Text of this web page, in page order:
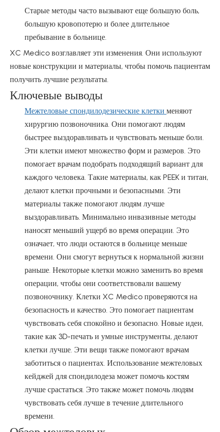
Старые методы часто вызывают еще большую боль,
большую кровопотерю и более длительное
пребывание в больнице.
XC Medico возглавляет эти изменения. Они используют
новые конструкции и материалы, чтобы помочь пациентам
получить лучшие результаты.
Ключевые выводы
Межтеловые спондилодезические клетки меняют
хирургию позвоночника. Они помогают людям
быстрее выздоравливать и чувствовать меньше боли.
Эти клетки имеют множество форм и размеров. Это
помогает врачам подобрать подходящий вариант для
каждого человека. Такие материалы, как PEEK и титан,
делают клетки прочными и безопасными. Эти
материалы также помогают людям лучше
выздоравливать. Минимально инвазивные методы
наносят меньший ущерб во время операции. Это
означает, что люди остаются в больнице меньше
времени. Они смогут вернуться к нормальной жизни
раньше. Некоторые клетки можно заменить во время
операции, чтобы они соответствовали вашему
позвоночнику. Клетки XC Medico проверяются на
безопасность и качество. Это помогает пациентам
чувствовать себя спокойно и безопасно. Новые идеи,
такие как 3D-печать и умные инструменты, делают
клетки лучше. Эти вещи также помогают врачам
заботиться о пациентах. Использование межтеловых
кейджей для спондилодеза может помочь костям
лучше срастаться. Это также может помочь людям
чувствовать себя лучше в течение длительного
времени.